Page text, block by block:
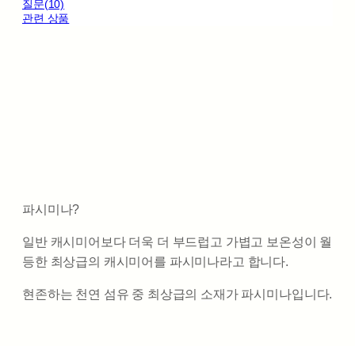
질문(10)
관련 상품
파시미나?
일반 캐시미어보다 더욱 더 부드럽고 가볍고 보온성이 월
등한 최상급의 캐시미어를 파시미나라고 합니다.
현존하는 천연 섬유 중 최상급의 소재가 파시미나입니다.